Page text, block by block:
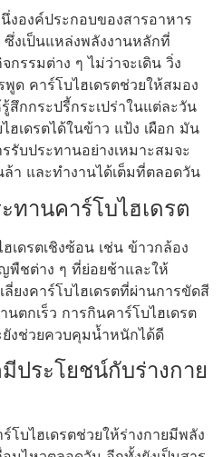
งองค์ประกอบของสารอาหาร
งเป็นแหล่งพลังงานหลักที่
กรรมต่าง ๆ ไม่ว่าจะเดิน วิ่ง
ด คาร์โบไฮเดรตช่วยให้สมอง
สึกกระปรี้กระเปร่าในแต่ละวัน
ฮเดรตได้ในข้าว แป้ง เผือก มัน
รับประทานอย่างเหมาะสมจะ
า และทำงานได้เต็มที่ตลอดวัน
ทานคาร์โบไฮเดรต
เดรตเชิงซ้อน เช่น ข้าวกล้อง
พืชต่าง ๆ ที่ย่อยช้าและให้
ลี่ยงคาร์โบไฮเดรตที่ผ่านการขัดสี
นตกเร็ว การกินคาร์โบไฮเดรต
งช่วยควบคุมน้ำหนักได้ดี
ประโยชน์กับร่างกาย
โบไฮเดรตช่วยให้ร่างกายมีพลัง